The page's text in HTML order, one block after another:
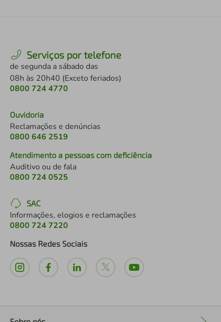
Serviços por telefone
de segunda a sábado das
08h às 20h40 (Exceto feriados)
0800 724 4770
Ouvidoria
Reclamações e denúncias
0800 646 2519
Atendimento a pessoas com deficiência
Auditivo ou de fala
0800 724 0525
SAC
Informações, elogios e reclamações
0800 724 7220
Nossas Redes Sociais